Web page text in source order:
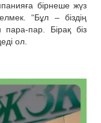
бірнеше жүз
“Бұл – біздің
пара-пар. Бірақ біз
ол.